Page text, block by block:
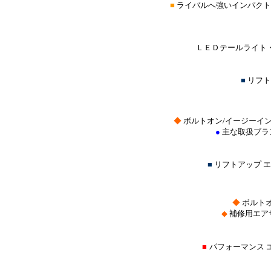
■ ライバルへ強いインパク
ＬＥＤテールライト
■ リフ
◆ボルトオン/イージーイ
● 主な取扱ブ
■ リフトアップ
◆ボルト
◆ 補修用エア
■ パフォーマンス